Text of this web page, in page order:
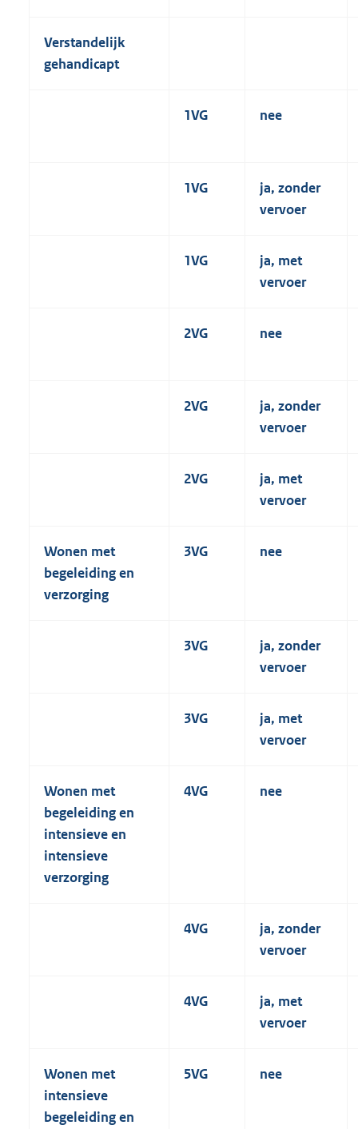
Verstandelijk
gehandicapt
1VG nee
1VG
ja, zonder
vervoer
1VG
ja, met
vervoer
2VG nee
2VG
ja, zonder
vervoer
2VG
ja, met
vervoer
Wonen met
begeleiding en
verzorging
3VG nee
3VG
ja, zonder
vervoer
3VG
ja, met
vervoer
Wonen met
begeleiding en
intensieve en
intensieve
verzorging
4VG nee
4VG
ja, zonder
vervoer
4VG
ja, met
vervoer
Wonen met
intensieve
begeleiding en
5VG nee